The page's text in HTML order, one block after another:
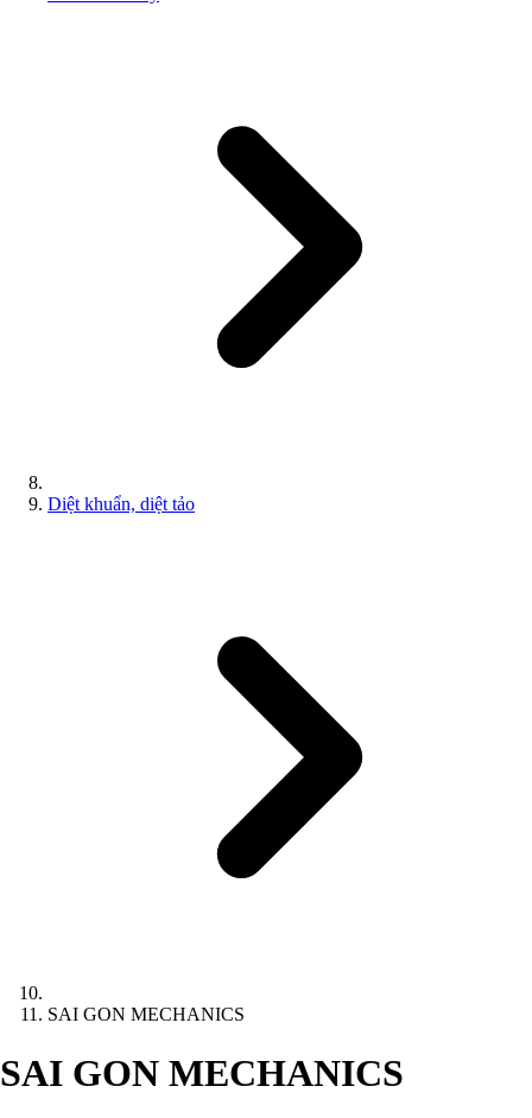
Diệt khuẩn, diệt tảo
SAI GON MECHANICS
SAI GON MECHANICS